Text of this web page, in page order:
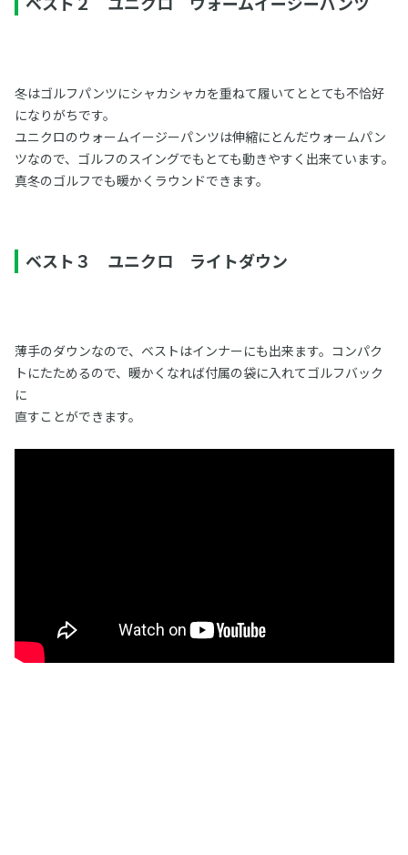
冬はゴルフパンツにシャカシャカを重ねて履いてととても不恰好
になりがちです。
ユニクロのウォームイージーパンツは伸縮にとんだウォームパン
ツなので、ゴルフのスイングでもとても動きやすく出来ています。
真冬のゴルフでも暖かくラウンドできます。
ベスト３ ユニクロ ライトダウン
薄手のダウンなので、ベストはインナーにも出来ます。コンパク
トにたためるので、暖かくなれば付属の袋に入れてゴルフバック
に
直すことができます。